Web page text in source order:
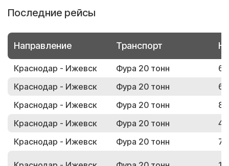
Последние рейсы
Направление Транспорт
Краснодар - Ижевск Фура 20 тонн
Краснодар - Ижевск
Фура 20 тонн
Краснодар - Ижевск
Фура 20 тонн
Краснодар - Ижевск
Фура 20 тонн
Краснодар - Ижевск
Фура 20 тонн